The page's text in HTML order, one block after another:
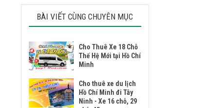
BÀI VIẾT CÙNG CHUYÊN MỤC
Cho Thuê Xe 18 Chỗ
Thế Hệ Mới tại Hồ Chí
Minh
Cho thuê xe du lịch
Hồ Chí Minh đi Tây
Ninh - Xe 16 chỗ, 29